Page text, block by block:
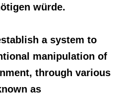
würde.
a system to
manipulation of
through various
as